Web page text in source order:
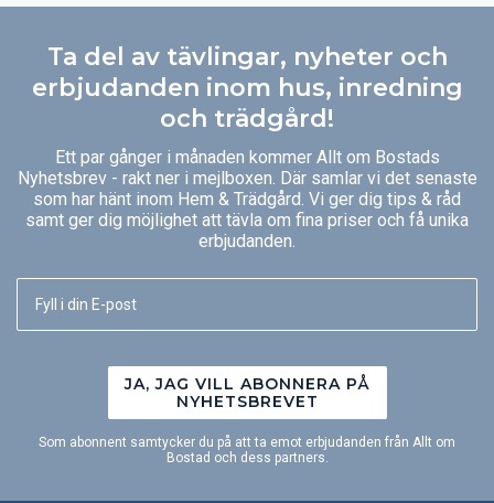
Ta del av tävlingar, nyheter och
erbjudanden inom hus, inredning
och trädgård!
Ett par gånger i månaden kommer Allt om Bostads
Nyhetsbrev - rakt ner i mejlboxen. Där samlar vi det senaste
som har hänt inom Hem & Trädgård. Vi ger dig tips & råd
samt ger dig möjlighet att tävla om fina priser och få unika
erbjudanden.
JA, JAG VILL ABONNERA PÅ
NYHETSBREVET
Som abonnent samtycker du på att ta emot erbjudanden från Allt om
Bostad och dess partners.